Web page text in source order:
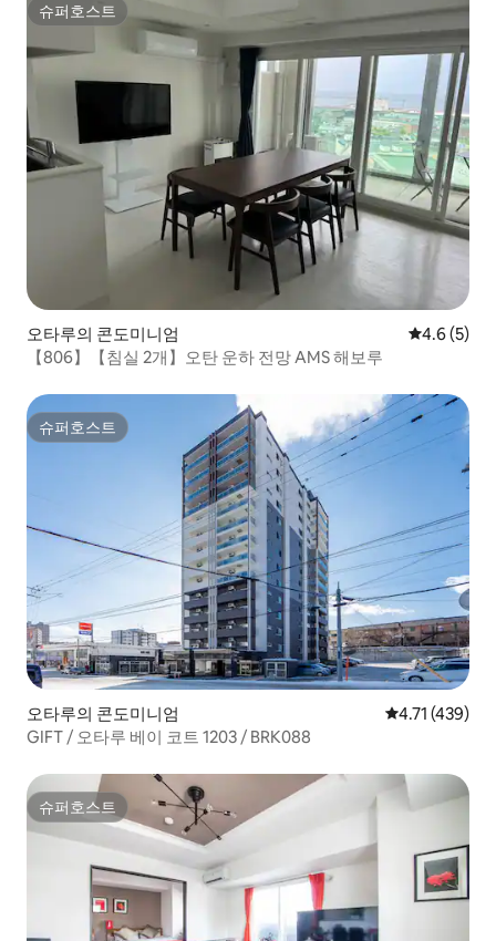
슈퍼호스트
슈퍼호스트
오타루의 콘도미니엄 평점 4.6점
4.6 (5)
【806】【침실 2개】오탄 운하 전망 AMS 해보루
슈퍼호스트
슈퍼호스트
오타루의 콘도미니엄 평점 4.71점(5
4.71 (439)
GIFT / 오타루 베이 코트 1203 / BRK088
슈퍼호스트
슈퍼호스트